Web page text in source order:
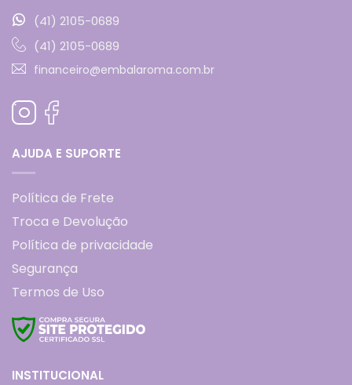
(41) 2105-0689
(41) 2105-0689
financeiro@embalaroma.com.br
AJUDA E SUPORTE
Política de Frete
Troca e Devolução
Política de privacidade
Segurança
Termos de Uso
INSTITUCIONAL